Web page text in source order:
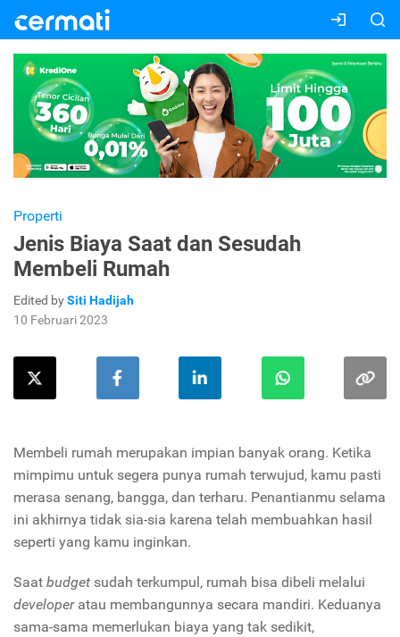
Properti
Jenis Biaya Saat dan Sesudah
Membeli Rumah
Edited bySiti Hadijah
10 Februari 2023
Membeli rumah merupakan impian banyak orang. Ketika
mimpimu untuk segera punya rumah terwujud, kamu pasti
merasa senang, bangga, dan terharu. Penantianmu selama
ini akhirnya tidak sia-sia karena telah membuahkan hasil
seperti yang kamu inginkan.
Saat budget sudah terkumpul, rumah bisa dibeli melalui
developer atau membangunnya secara mandiri. Keduanya
sama-sama memerlukan biaya yang tak sedikit,